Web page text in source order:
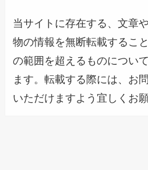
当サイトに存在する、文章
物の情報を無断転載するこ
の範囲を超えるものについ
ます。転載する際には、お
いただけますよう宜しくお